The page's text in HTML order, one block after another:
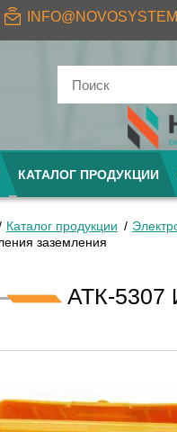
КАТАЛОГ ПРОДУКЦИИ
Каталог продукции
заземления
АТК-